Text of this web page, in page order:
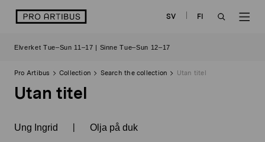
logo SV
FI
Elverket Tue–Sun 11–17 | Sinne Tue–Sun 12–17
Pro Artibus Collection Search the collection Utan titel
Utan titel
Ung Ingrid | Olja på duk